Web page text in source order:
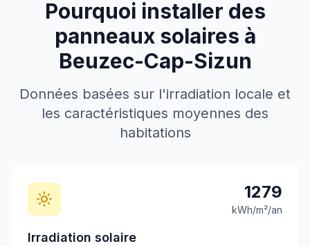
Pourquoi installer des
panneaux solaires à
Beuzec-Cap-Sizun
Données basées sur l'irradiation locale et
les caractéristiques moyennes des
habitations
1279
kWh/m²/an
Irradiation solaire